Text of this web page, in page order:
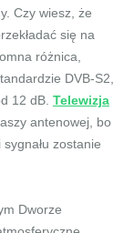
Czy wiesz, że
się na
różnica,
DVB-S2,
12 dB. Telewizja
antenowej, bo
zostanie
Dworze